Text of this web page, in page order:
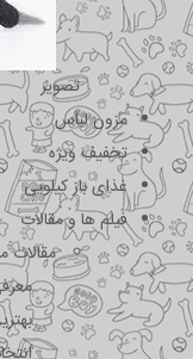
تصویر
مزون لباس
تخفیف ویژه
غذای باز کیلویی
فیلم ها و مقالات